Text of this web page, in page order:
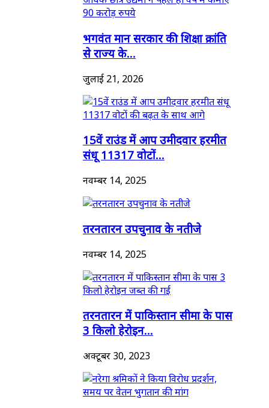
भगवंत मान सरकार की शिक्षा क्रांति
से राज्य के...
जुलाई 21, 2026
15वें राउंड में आप उमीदवार हरमीत
संधू 11317 वोटों...
नवम्बर 14, 2025
तरनतारन उपचुनाव के नतीजे
नवम्बर 14, 2025
तरनतारन में पाकिस्तान सीमा के पास
3 किलो हेरोइन...
अक्टूबर 30, 2023